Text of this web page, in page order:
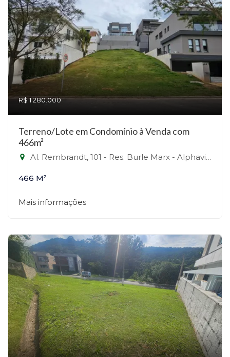
R$ 1.280.000
Terreno/Lote em Condomínio à Venda com
466m²
Al. Rembrandt, 101 - Res. Burle Marx - Alphaville, Santana de Parnaíba-SP
466 M²
Mais informações